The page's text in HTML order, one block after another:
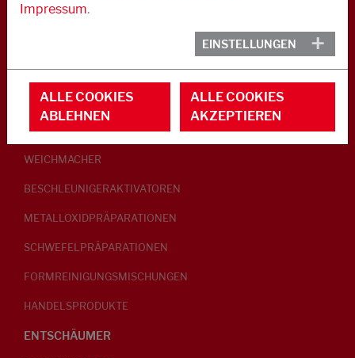
GLEITMITTEL
PEPTISATOREN
KLEBRIGMACHER / HOMOGENISATOREN
WEICHMACHER
BESCHLEUNIGERAKTIVATOREN
METALLOXIDPRÄPARATIONEN
SCHWEFELPRÄPARATIONEN
FORMREINIGUNGSMISCHUNGEN
HANDELSPRODUKTE
ENTSCHÄUMER
Impressum.
EINSTELLUNGEN
ALLE COOKIES
ABLEHNEN
ALLE COOKIES
AKZEPTIEREN